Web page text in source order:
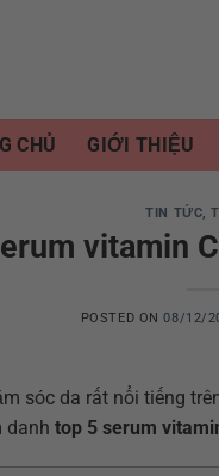
CHỦ GIỚI THIỆU
TIN TỨC,
vitamin
POSTED ON08/12/
sóc da rất nổi tiếng
danh top 5 serum